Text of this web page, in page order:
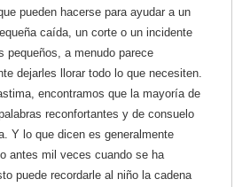
pueden hacerse para ayudar a un
caída, un corte o un incidente
pequeños, a menudo parece
dejarles llorar todo lo que necesiten.
encontramos que la mayoría de
reconfortantes y de consuelo
Y lo que dicen es generalmente
antes mil veces cuando se ha
puede recordarle al niño la cadena